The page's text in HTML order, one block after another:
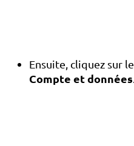
Ensuite, cliquez sur le
Compte et données